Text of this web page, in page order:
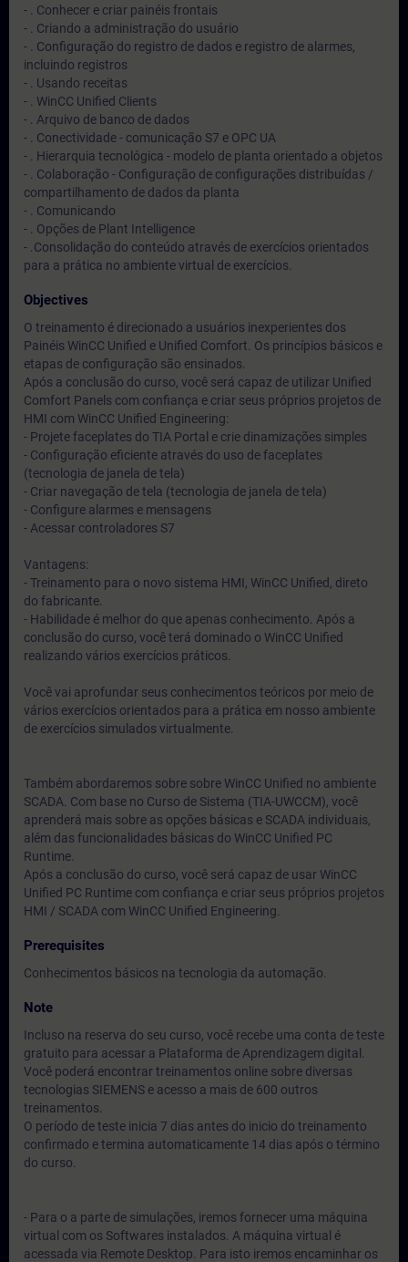
- . Conhecer e criar painéis frontais
- . Criando a administração do usuário
- . Configuração do registro de dados e registro de alarmes,
incluindo registros
- . Usando receitas
- . WinCC Unified Clients
- . Arquivo de banco de dados
- . Conectividade - comunicação S7 e OPC UA
- . Hierarquia tecnológica - modelo de planta orientado a objetos
- . Colaboração - Configuração de configurações distribuídas /
compartilhamento de dados da planta
- . Comunicando
- . Opções de Plant Intelligence
- .Consolidação do conteúdo através de exercícios orientados
para a prática no ambiente virtual de exercícios.
Objectives
O treinamento é direcionado a usuários inexperientes dos
Painéis WinCC Unified e Unified Comfort. Os princípios básicos e
etapas de configuração são ensinados.
Após a conclusão do curso, você será capaz de utilizar Unified
Comfort Panels com confiança e criar seus próprios projetos de
HMI com WinCC Unified Engineering:
- Projete faceplates do TIA Portal e crie dinamizações simples
- Configuração eficiente através do uso de faceplates
(tecnologia de janela de tela)
- Criar navegação de tela (tecnologia de janela de tela)
- Configure alarmes e mensagens
- Acessar controladores S7
Vantagens:
- Treinamento para o novo sistema HMI, WinCC Unified, direto
do fabricante.
- Habilidade é melhor do que apenas conhecimento. Após a
conclusão do curso, você terá dominado o WinCC Unified
realizando vários exercícios práticos.
Você vai aprofundar seus conhecimentos teóricos por meio de
vários exercícios orientados para a prática em nosso ambiente
de exercícios simulados virtualmente.
Também abordaremos sobre sobre WinCC Unified no ambiente
SCADA. Com base no Curso de Sistema (TIA-UWCCM), você
aprenderá mais sobre as opções básicas e SCADA individuais,
além das funcionalidades básicas do WinCC Unified PC
Runtime.
Após a conclusão do curso, você será capaz de usar WinCC
Unified PC Runtime com confiança e criar seus próprios projetos
HMI / SCADA com WinCC Unified Engineering.
Prerequisites
Conhecimentos básicos na tecnologia da automação.
Note
Incluso na reserva do seu curso, você recebe uma conta de teste
gratuito para acessar a Plataforma de Aprendizagem digital.
Você poderá encontrar treinamentos online sobre diversas
tecnologias SIEMENS e acesso a mais de 600 outros
treinamentos.
O período de teste inicia 7 dias antes do inicio do treinamento
confirmado e termina automaticamente 14 dias após o término
do curso.
- Para o a parte de simulações, iremos fornecer uma máquina
virtual com os Softwares instalados. A máquina virtual é
acessada via Remote Desktop. Para isto iremos encaminhar os